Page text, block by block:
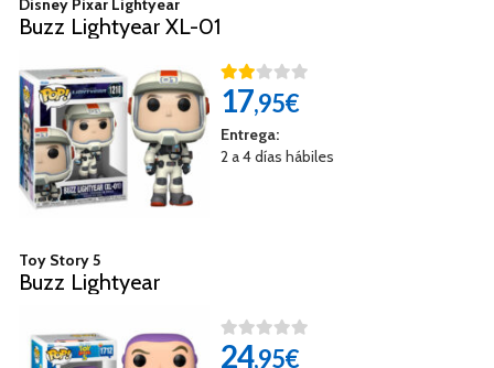
Disney Pixar Lightyear
Buzz Lightyear XL-01
17,95€
Entrega:
2 a 4 días hábiles
Toy Story 5
Buzz Lightyear
24,95€